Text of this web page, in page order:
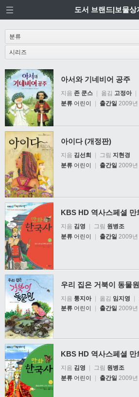
도서 브랜드|보물상
아서와 기네비어 공주
지음 존 쿤스 옮김 고정아
분류 어린이 | 출간일 2009
아이다 (개정판)
지음 김선희 그림 지현경
분류 어린이 | 출간일 2009년
KBS HD 역사스페셜 만
지음 김영 그림 원병조
분류 어린이 | 출간일 2009년
우리 집은 거북이 동물원
지음 퉁지아 | 옮김 임지영 |
분류 어린이 출간일 2009년
KBS HD 역사스페셜 만
지음 김영 그림 원병조
분류 어린이 출간일 2009년